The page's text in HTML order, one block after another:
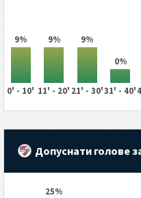
9% 9%
9%
0%
0' - 10' 11' - 20' 21' - 30'31' - 40'
Допуснати голове
25%